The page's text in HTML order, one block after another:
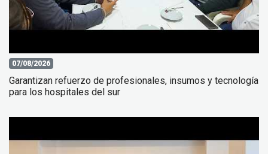
07/08/2026
Garantizan refuerzo de profesionales, insumos y tecnología
para los hospitales del sur